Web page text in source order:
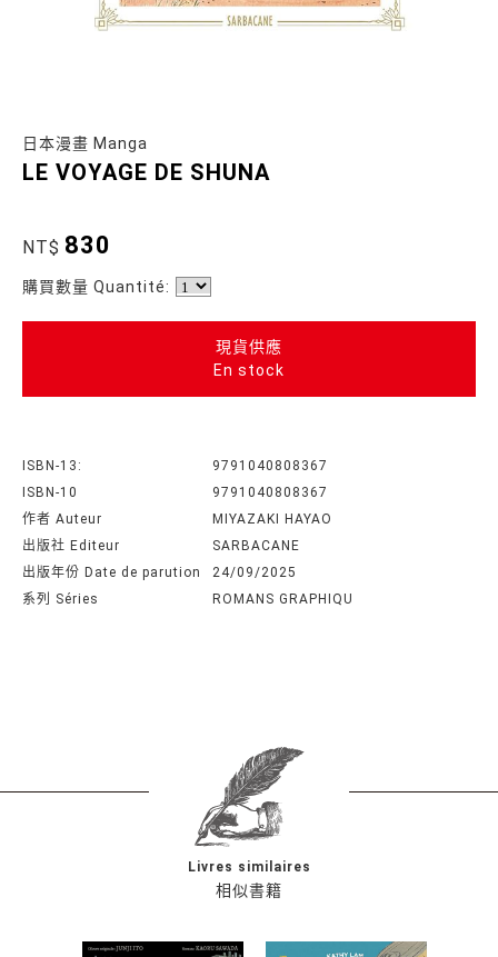
日本漫畫 Manga
LE VOYAGE DE SHUNA
NT$ 830
購買數量 Quantité:
現貨供應
En stock
ISBN-13:
9791040808367
ISBN-10
9791040808367
作者 Auteur
MIYAZAKI HAYAO
出版社 Editeur
SARBACANE
出版年份 Date de parution
24/09/2025
系列 Séries
ROMANS GRAPHIQU
相似書籍
Livres similaires